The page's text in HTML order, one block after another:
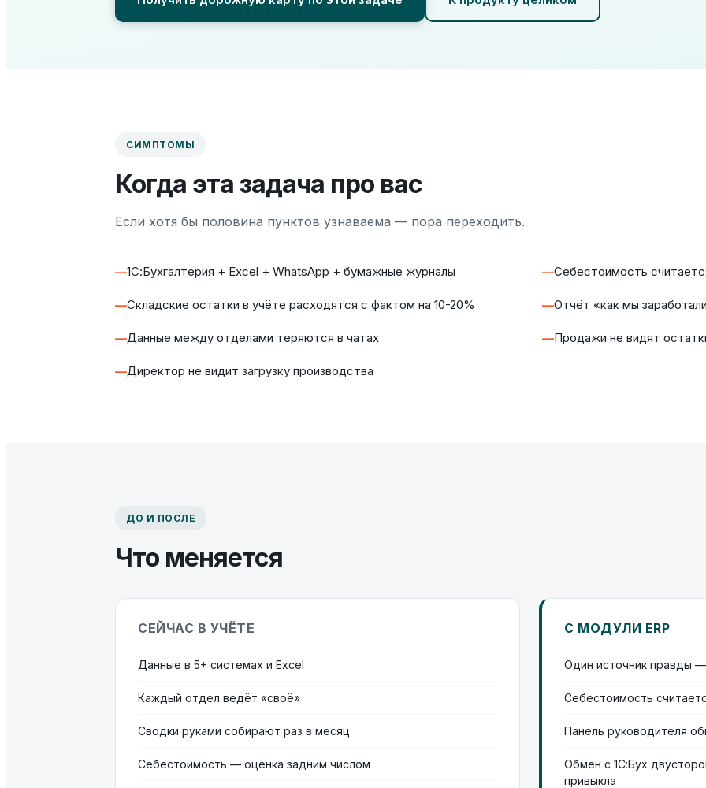
СИМПТОМЫ
Когда эта задача про вас
Если хотя бы половина пунктов узнаваема — пора переходить.
1С:Бухгалтерия + Excel + WhatsApp + бумажные журналы Себестоимость
Складские остатки в учёте расходятся с фактом на 10-20% Отчёт «как мы
Данные между отделами теряются в чатах Продажи не видят
Директор не видит загрузку производства
ДО И ПОСЛЕ
Что меняется
СЕЙЧАС В УЧЁТЕ
Данные в 5+ системах и Excel
Каждый отдел ведёт «своё»
Сводки руками собирают раз в месяц
Себестоимость — оценка задним числом
С МОДУЛИ ERP
Один источник правды
Себестоимость
Панель руководителя
Обмен с 1С:Бух
привыкла